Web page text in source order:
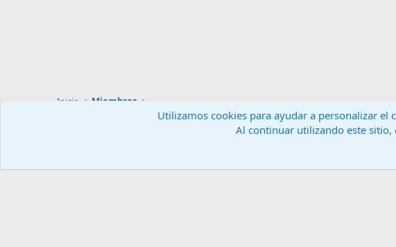
Inicio Miembros
Utilizamos cookies para ayudar a personalizar el
Al continuar utilizando este sitio,